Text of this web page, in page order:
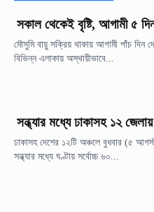
সকাল থেকেই বৃষ্টি, আগামী ৫
মৌসুমি বায়ু সক্রিয় থাকায় আগামী পাঁচ দিন
বিভিন্ন এলাকায় অস্থায়ীভাবে...
সন্ধ্যার মধ্যে ঢাকাসহ ১২ জেলায়
ঢাকাসহ দেশের ১২টি অঞ্চলে বুধবার (৫
সন্ধ্যার মধ্যে ঘণ্টায় সর্বোচ্চ ৬০...